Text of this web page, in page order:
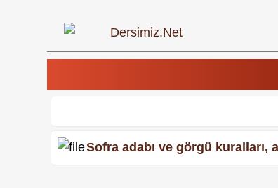
Sofra adabı ve görgü